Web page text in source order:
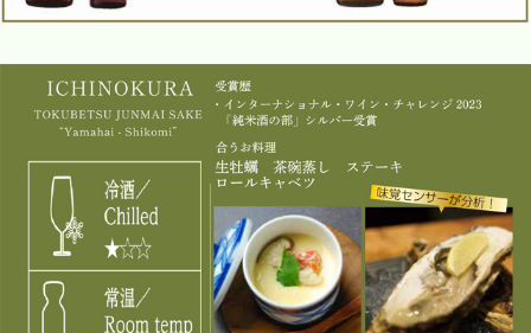
山廃仕込みの特徴である、酸のキレとふくよかな味わいは、
日本名門酒会が企画した「プロが選んだ鰻に合う酒2018」で
≪ 審査員のコメント ≫
・酒の甘味がタレによって引き出され鰻重を食べているような印象。
・落ち着いた良い相性。鰻の旨味に酒の酸味がフィットする感覚。
・シャープな酒の酸味が鰻の脂をスッキリ流し、さらに鰻が食べたくなる
酒。
鰻の旨味やコクを引き立たせ、酸がキレよく鰻の脂を流す
山廃造りならではのコクと酸味を、うなぎと一緒にお楽しみください。